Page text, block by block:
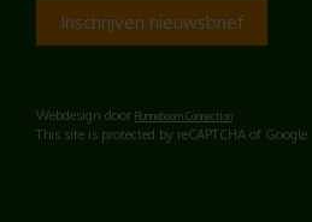
Webdesign door Runneboom Connection
This site is protected by reCAPTCHA of Google